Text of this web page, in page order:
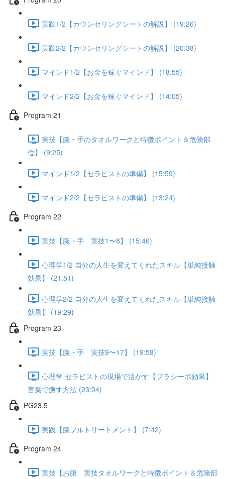
実践1/2【カウンセリングシートの解説】 (19:26)
実践2/2【カウンセリングシートの解説】 (20:38)
マインド1/2【お金を稼ぐマインド】 (18:55)
マインド2/2【お金を稼ぐマインド】 (14:05)
Program 21
実技【腕・手のタオルワークと特徴ポイント＆危険部
位】 (9:25)
マインド1/2【セラピストの準備】 (15:59)
マインド2/2【セラピストの準備】 (13:24)
Program 22
実技【腕・手 実技1〜8】 (15:46)
心理学1/2 自分の人生を変えてくれたスキル【単純接触
効果】 (21:51)
心理学2/2 自分の人生を変えてくれたスキル【単純接触
効果】 (19:29)
Program 23
実技【腕・手 実技9〜17】 (19:58)
心理学 セラピストの現場で活かす【プラシーボ効果】
言葉で癒す方法 (23:04)
PG23.5
実践【腕フルトリートメント】 (7:42)
Program 24
実技【お腹 実技タオルワークと特徴ポイント＆危険部